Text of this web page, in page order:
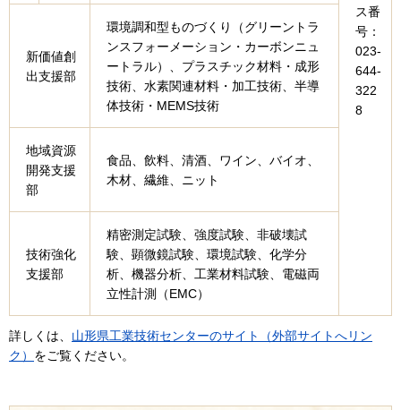
ス番
号：
023-
644-
322
8
新価値創
出支援部
環境調和型ものづくり（グリーントラ
ンスフォーメーション・カーボンニュ
ートラル）、プラスチック材料・成形
技術、水素関連材料・加工技術、半導
体技術・MEMS技術
地域資源
開発支援
部
食品、飲料、清酒、ワイン、バイオ、
木材、繊維、ニット
技術強化
支援部
精密測定試験、強度試験、非破壊試
験、顕微鏡試験、環境試験、化学分
析、機器分析、工業材料試験、電磁両
立性計測（EMC）
詳しくは、 山形県工業技術センターのサイト（外部サイトへリン
ク） をご覧ください。